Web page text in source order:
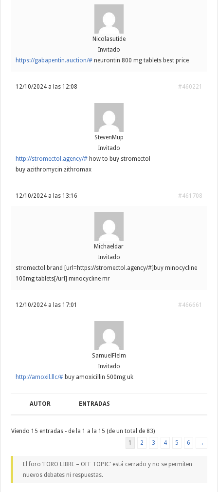
Nicolasutide
Invitado
https://gabapentin.auction/# neurontin 800 mg tablets best price
12/10/2024 a las 12:08 #460221
StevenMup
Invitado
http://stromectol.agency/# how to buy stromectol
buy azithromycin zithromax
12/10/2024 a las 13:16 #461708
Michaeldar
Invitado
stromectol brand [url=https://stromectol.agency/#]buy minocycline
100mg tablets[/url] minocycline mr
12/10/2024 a las 17:01 #466661
SamuelFlelm
Invitado
http://amoxil.llc/# buy amoxicillin 500mg uk
AUTOR ENTRADAS
Viendo 15 entradas - de la 1 a la 15 (de un total de 83)
1
2 3 4 5 6 →
El foro ‘FORO LIBRE – OFF TOPIC’ está cerrado y no se permiten
nuevos debates ni respuestas.